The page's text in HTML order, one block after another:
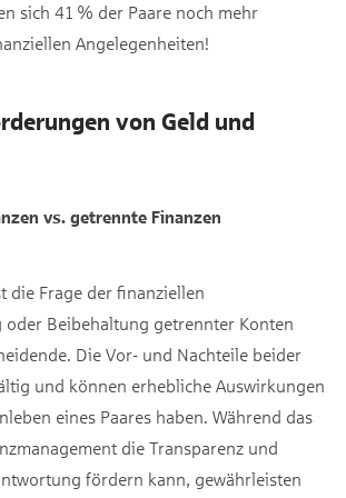
sich 41 % der Paare noch mehr
Angelegenheiten!
von Geld und
vs. getrennte Finanzen
die Frage der finanziellen
oder Beibehaltung getrennter Konten
Die Vor- und Nachteile beider
und können erhebliche Auswirkungen
eines Paares haben. Während das
die Transparenz und
fördern kann, gewährleisten